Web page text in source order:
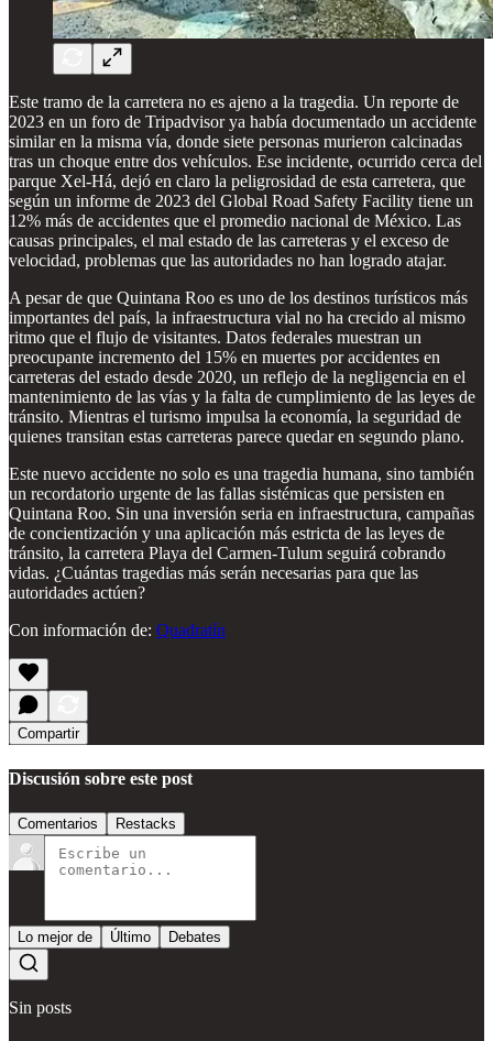
Este tramo de la carretera no es ajeno a la tragedia. Un reporte de
2023 en un foro de Tripadvisor ya había documentado un accidente
similar en la misma vía, donde siete personas murieron calcinadas
tras un choque entre dos vehículos. Ese incidente, ocurrido cerca del
parque Xel-Há, dejó en claro la peligrosidad de esta carretera, que
según un informe de 2023 del Global Road Safety Facility tiene un
12% más de accidentes que el promedio nacional de México. Las
causas principales, el mal estado de las carreteras y el exceso de
velocidad, problemas que las autoridades no han logrado atajar.
A pesar de que Quintana Roo es uno de los destinos turísticos más
importantes del país, la infraestructura vial no ha crecido al mismo
ritmo que el flujo de visitantes. Datos federales muestran un
preocupante incremento del 15% en muertes por accidentes en
carreteras del estado desde 2020, un reflejo de la negligencia en el
mantenimiento de las vías y la falta de cumplimiento de las leyes de
tránsito. Mientras el turismo impulsa la economía, la seguridad de
quienes transitan estas carreteras parece quedar en segundo plano.
Este nuevo accidente no solo es una tragedia humana, sino también
un recordatorio urgente de las fallas sistémicas que persisten en
Quintana Roo. Sin una inversión seria en infraestructura, campañas
de concientización y una aplicación más estricta de las leyes de
tránsito, la carretera Playa del Carmen-Tulum seguirá cobrando
vidas. ¿Cuántas tragedias más serán necesarias para que las
autoridades actúen?
Con información de: Quadratín
Compartir
Discusión sobre este post
Comentarios Restacks
Lo mejor de Último Debates
Sin posts